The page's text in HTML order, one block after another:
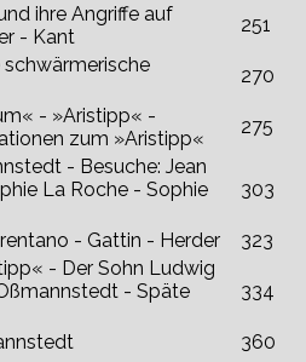
ihre Angriffe auf
- Kant
251
270
- »Aristipp« -
zum »Aristipp«
275
- Besuche: Jean
La Roche - Sophie
303
- Gattin - Herder
323
- Der Sohn Ludwig
- Späte
334
360